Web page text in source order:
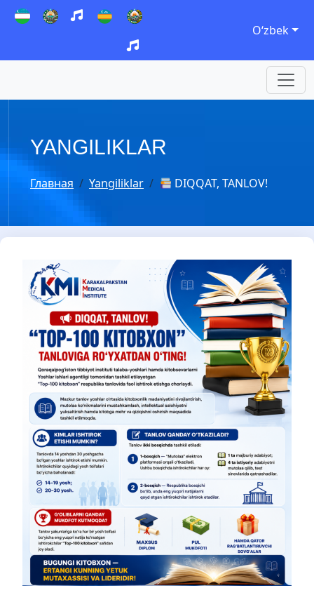
Oʻzbek
YANGILIKLAR
Главная Yangiliklar DIQQAT, TANLOV!